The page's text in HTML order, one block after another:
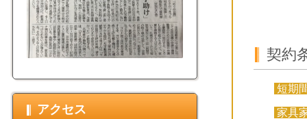
契約
短期
家具
アクセス